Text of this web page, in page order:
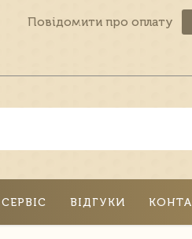
Повідомити про оплату
ВІДГУКИ